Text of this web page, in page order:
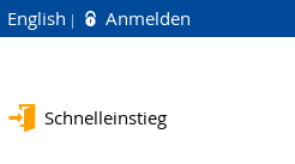
English Anmelden
Schnelleinstieg